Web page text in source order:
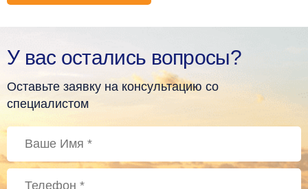
У вас остались вопросы?
Оставьте заявку на консультацию со
специалистом